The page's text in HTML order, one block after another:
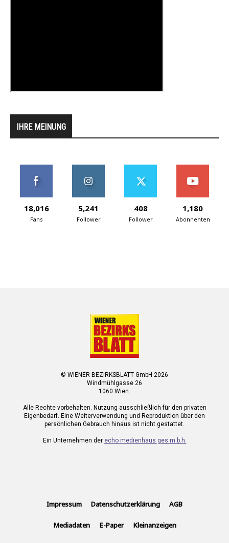
IHRE MEINUNG
18,016
Fans
5,241
Follower
408
Follower
1,180
Abonnenten
© WIENER BEZIRKSBLATT GmbH 2026
Windmühlgasse 26
1060 Wien.
Alle Rechte vorbehalten. Nutzung ausschließlich für den privaten
Eigenbedarf. Eine Weiterverwendung und Reproduktion über den
persönlichen Gebrauch hinaus ist nicht gestattet.
Ein Unternehmen der echo medienhaus ges.m.b.h.
Impressum Datenschutzerklärung AGB
Mediadaten E-Paper Kleinanzeigen